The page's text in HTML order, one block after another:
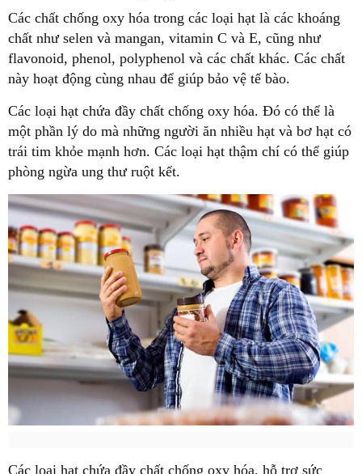
Các chất chống oxy hóa trong các loại hạt là các khoáng
chất như selen và mangan, vitamin C và E, cũng như
flavonoid, phenol, polyphenol và các chất khác. Các chất
này hoạt động cùng nhau để giúp bảo vệ tế bào.
Các loại hạt chứa đầy chất chống oxy hóa. Đó có thể là
một phần lý do mà những người ăn nhiều hạt và bơ hạt có
trái tim khỏe mạnh hơn. Các loại hạt thậm chí có thể giúp
phòng ngừa ung thư ruột kết.
Các loại hạt chứa đầy chất chống oxy hóa, hỗ trợ sức